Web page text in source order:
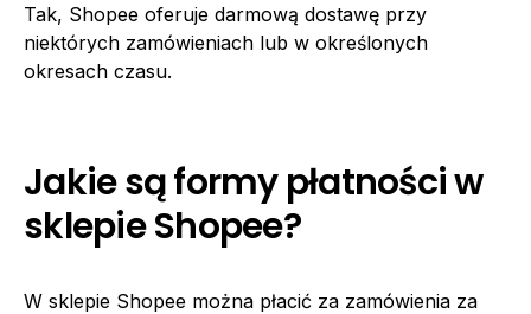
Tak, Shopee oferuje darmową dostawę przy
niektórych zamówieniach lub w określonych
okresach czasu.
Jakie są formy płatności w
sklepie Shopee?
W sklepie Shopee można płacić za zamówienia za